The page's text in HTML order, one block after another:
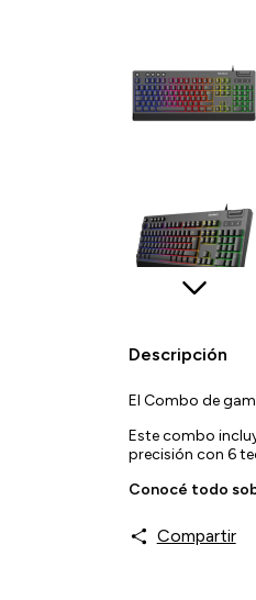
Descripción
El Combo de
Este combo
precisión con 6
Conocé todo
Compartir